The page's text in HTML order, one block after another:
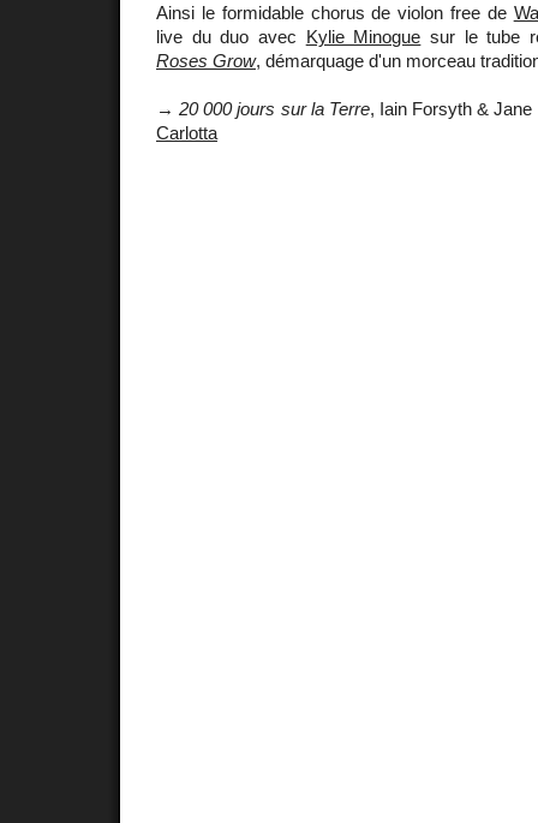
Ainsi le formidable chorus de violon free de
live du duo avec Kylie Minogue sur le tube
Roses Grow, démarquage d'un morceau
→20 000 jours sur la Terre, Iain Forsyth &
Carlotta